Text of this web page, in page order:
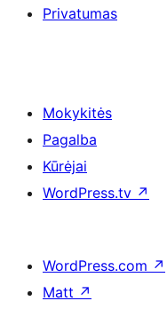
Privatumas
Mokykitės
Pagalba
Kūrėjai
WordPress.tv ↗
WordPress.com ↗
Matt ↗